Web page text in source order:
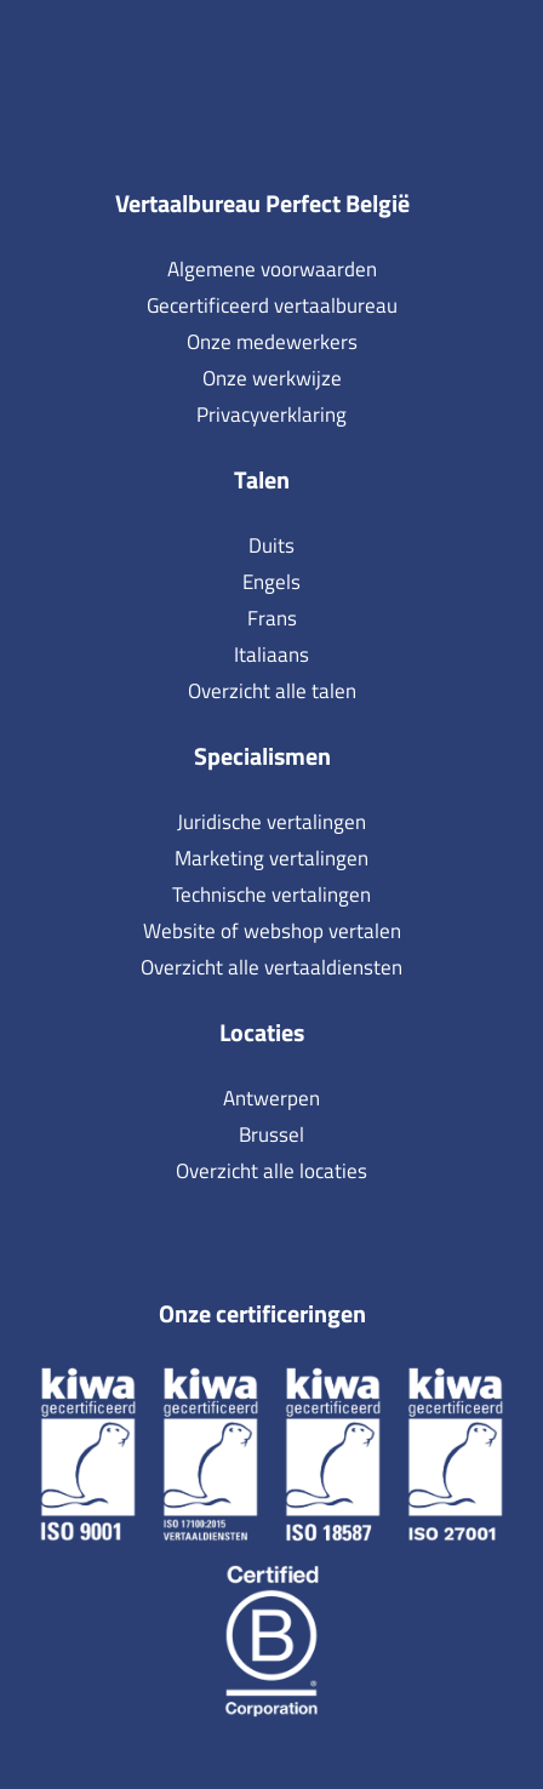
Vertaalbureau Perfect België
Algemene voorwaarden
Gecertificeerd vertaalbureau
Onze medewerkers
Onze werkwijze
Privacyverklaring
Talen
Duits
Engels
Frans
Italiaans
Overzicht alle talen
Specialismen
Juridische vertalingen
Marketing vertalingen
Technische vertalingen
Website of webshop vertalen
Overzicht alle vertaaldiensten
Locaties
Antwerpen
Brussel
Overzicht alle locaties
Onze certificeringen